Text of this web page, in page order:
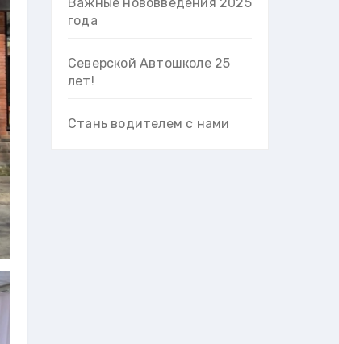
года
Северской Автошколе 25
лет!
Стань водителем с нами